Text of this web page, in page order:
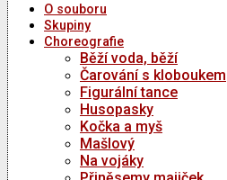
O souboru
Skupiny
Choreografie
Běží voda, běží
Čarování s kloboukem
Figurální tance
Husopasky
Kočka a myš
Mašlový
Na vojáky